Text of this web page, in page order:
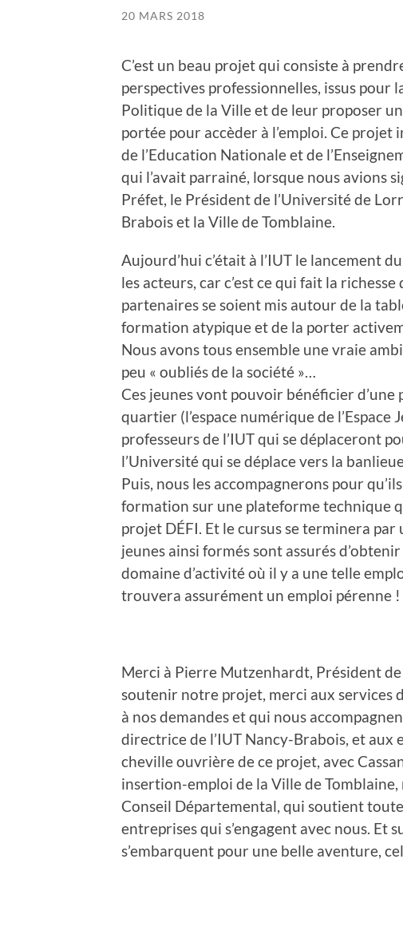
20 MARS 2018
C’est un beau projet qui consiste à
perspectives professionnelles, issus
Politique de la Ville et de leur proposer
portée pour accèder à l’emploi. Ce projet
de l’Education Nationale et de
qui l’avait parrainé, lorsque nous avions
Préfet, le Président de l’Université de
Brabois et la Ville de Tomblaine.
Aujourd’hui c’était à l’IUT le lancement
les acteurs, car c’est ce qui fait la
partenaires se soient mis autour de la
formation atypique et de la porter
Nous avons tous ensemble une vraie
peu « oubliés de la société »…
Ces jeunes vont pouvoir bénéficier
quartier (l’espace numérique de l’Espace
professeurs de l’IUT qui se déplaceront
l’Université qui se déplace vers la
Puis, nous les accompagnerons pour
formation sur une plateforme technique
projet DÉFI. Et le cursus se terminera par
jeunes ainsi formés sont assurés
domaine d’activité où il y a une telle
trouvera assurément un emploi pérenne !
Merci à Pierre Mutzenhardt, Président
soutenir notre projet, merci aux services
à nos demandes et qui nous
directrice de l’IUT Nancy-Brabois, et aux
cheville ouvrière de ce projet, avec
insertion-emploi de la Ville de
Conseil Départemental, qui soutient
entreprises qui s’engagent avec nous. Et
s’embarquent pour une belle aventure,